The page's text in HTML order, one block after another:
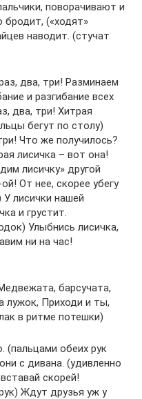
поворачивают и
(«ходят»
наводит. (стучат
два, три! Разминаем
и разгибание всех
два, три! Хитрая
бегут по столу)
Что же получилось?
лисичка – вот она!
лисичку» другой
От нее, скорее убегу
лисички нашей
и грустит.
Улыбнись лисичка,
ни на час!
барсучата,
лужок, Приходи и ты,
в ритме потешки)
обеих рук
с дивана. (удивленно
скорей!
Ждут друзья уж у